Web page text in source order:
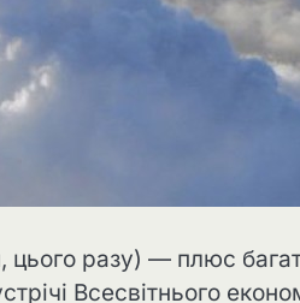
цього разу) — плюс
Всесвітнього